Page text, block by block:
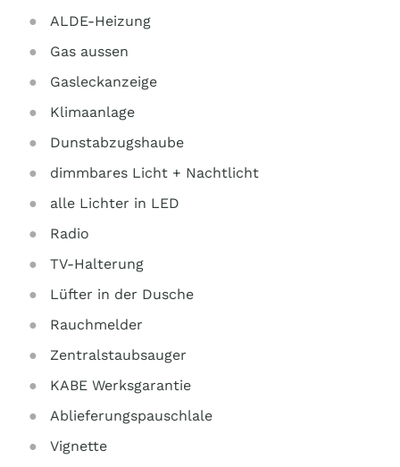
ALDE-Heizung
Gas aussen
Gasleckanzeige
Klimaanlage
Dunstabzugshaube
dimmbares Licht + Nachtlicht
alle Lichter in LED
Radio
TV-Halterung
Lüfter in der Dusche
Rauchmelder
Zentralstaubsauger
KABE Werksgarantie
Ablieferungspauschlale
Vignette